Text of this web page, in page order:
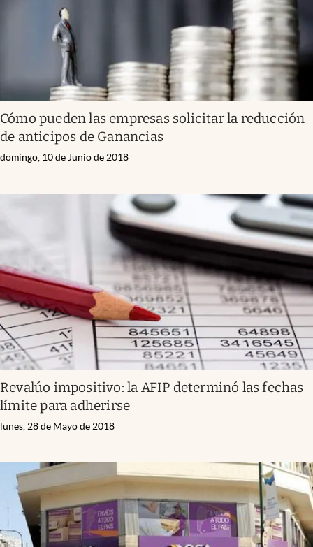
Cómo pueden las empresas solicitar la reducción
de anticipos de Ganancias
domingo, 10 de Junio de 2018
Revalúo impositivo: la AFIP determinó las fechas
límite para adherirse
lunes, 28 de Mayo de 2018